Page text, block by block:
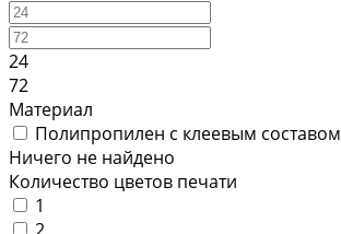
24
72
Материал
Полипропилен с клеевым составом
Ничего не найдено
Количество цветов печати
1